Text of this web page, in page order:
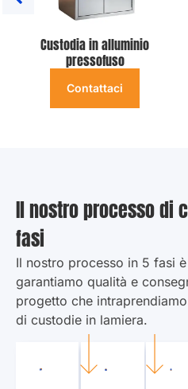
Custodia in alluminio
pressofuso
Contattaci
Il nostro processo di
fasi
Il nostro processo in 5 fasi
garantiamo qualità e
progetto che
di custodie in lamiera.